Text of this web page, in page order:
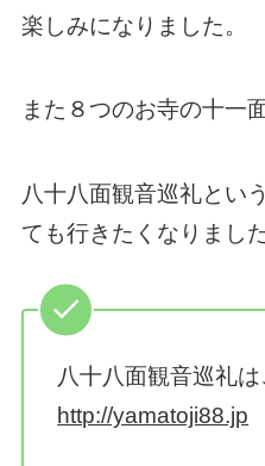
楽しみになりました。
また８つのお寺の十一
八十八面観音巡礼とい
ても行きたくなりました
八十八面観音巡礼は
http://yamatoji88.jp